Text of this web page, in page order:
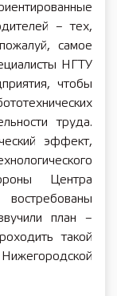
– тех,
самое
НГТУ
чтобы
труда.
эффект,
Центра
план –
такой